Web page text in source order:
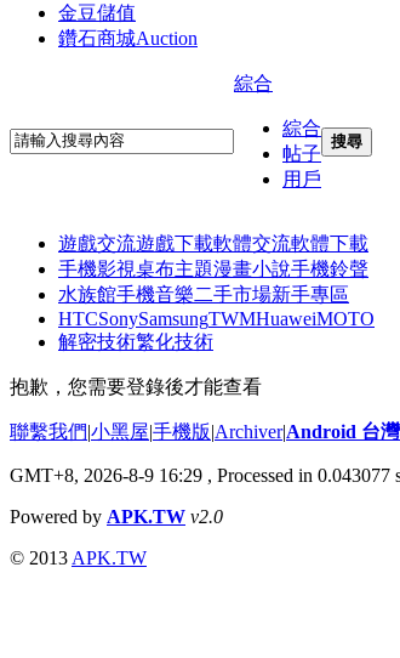
金豆儲值
鑽石商城Auction
綜合
綜合
帖子
用戶
搜尋
遊戲交流遊戲下載軟體交流軟體下載
手機影視桌布主題漫畫小說手機鈴聲
水族館手機音樂二手市場新手專區
HTCSonySamsungTWMHuaweiMOTO
解密技術繁化技術
抱歉，您需要登錄後才能查看
聯繫我們|小黑屋|手機版|Archiver|Android 台
GMT+8, 2026-8-9 16:29 , Processed in
Powered by APK.TW v2.0
© 2013 APK.TW